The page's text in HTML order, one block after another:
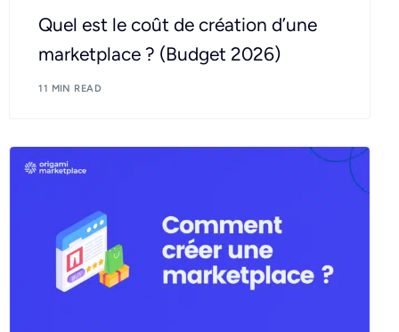
Quel est le coût de création d’une
marketplace ? (Budget 2026)
11 MIN READ